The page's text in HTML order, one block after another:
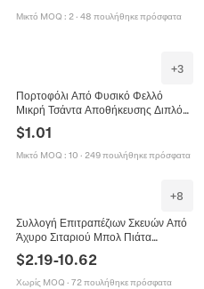
Περιβάλλον Φορητό Πολυτελές Στυλ
Μικτό MOQ : 2· 48 πουλήθηκε πρόσφατα
+3
Πορτοφόλι Από Φυσικό Φελλό
Μικρή Τσάντα Αποθήκευσης Διπλό
Φερμουάρ Οικολογικό Πορτοφόλι Με
Έθνικ Σχέδιο
$1.01
Μικτό MOQ : 10 · 249 πουλήθηκε πρόσφατα
+8
Συλλογή Επιτραπέζιων Σκευών Από
Άχυρο Σιταριού Μπολ Πιάτα
Φλιτζάνια Μαχαιροπίρουνα Φορητό
Κουτί Επαναχρησιμοποιήσιμο
Οικολογικό
$2.19-10.62
Χωρίς MOQ · 72 πουλήθηκε πρόσφατα